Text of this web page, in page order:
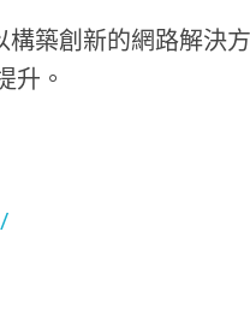
築創新的網路解決
升。